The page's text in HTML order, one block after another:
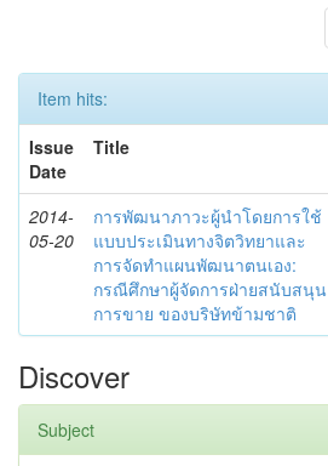
Item hits:
Issue
Date
Title
2014-
05-20
การพัฒนาภาวะผู้นำโดยการใช้
แบบประเมินทางจิตวิทยาและ
การจัดทำแผนพัฒนาตนเอง:
กรณีศึกษาผู้จัดการฝ่ายสนับสนุน
การขาย ของบริษัทข้ามชาติ
Discover
Subject